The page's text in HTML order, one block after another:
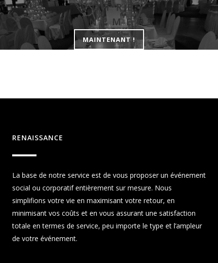
VOTRE
ÉVÉNEMENT
MAINTENANT !
RENAISSANCE
La base de notre service est de vous proposer un événement
social ou corporatif entièrement sur mesure. Nous
simplifions votre vie en maximisant votre retour, en
minimisant vos coûts et en vous assurant une satisfaction
totale en termes de service, peu importe le type et l’ampleur
de votre événement.